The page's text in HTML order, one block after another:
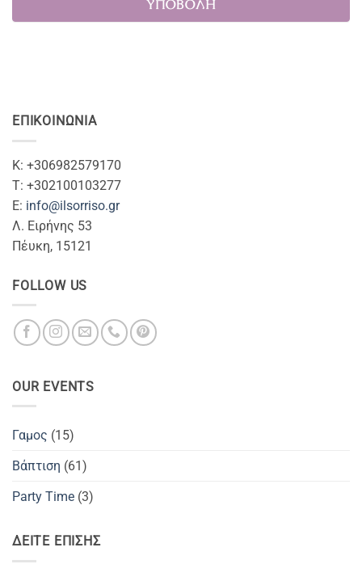
ΕΠΙΚΟΙΝΩΝΊΑ
Κ: +306982579170
T: +302100103277
Ε: info@ilsorriso.gr
Λ. Ειρήνης 53
Πέυκη, 15121
FOLLOW US
OUR EVENTS
Γαμος (15)
Βάπτιση (61)
Party Time (3)
ΔΕΙΤΕ ΕΠΙΣΗΣ